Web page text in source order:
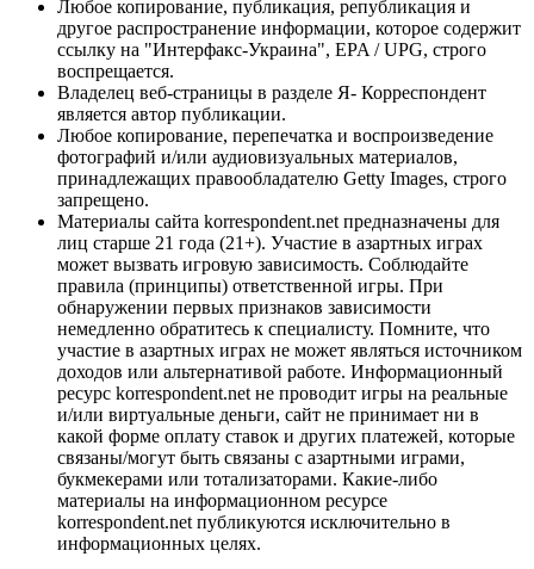
Любое копирование, публикация, републикация и
другое распространение информации, которое содержит
ссылку на "Интерфакс-Украина", EPA / UPG, строго
воспрещается.
Владелец веб-страницы в разделе Я- Корреспондент
является автор публикации.
Любое копирование, перепечатка и воспроизведение
фотографий и/или аудиовизуальных материалов,
принадлежащих правообладателю Getty Images, строго
запрещено.
Материалы сайта korrespondent.net предназначены для
лиц старше 21 года (21+). Участие в азартных играх
может вызвать игровую зависимость. Соблюдайте
правила (принципы) ответственной игры. При
обнаружении первых признаков зависимости
немедленно обратитесь к специалисту. Помните, что
участие в азартных играх не может являться источником
доходов или альтернативой работе. Информационный
ресурс korrespondent.net не проводит игры на реальные
и/или виртуальные деньги, сайт не принимает ни в
какой форме оплату ставок и других платежей, которые
связаны/могут быть связаны с азартными играми,
букмекерами или тотализаторами. Какие-либо
материалы на информационном ресурсе
korrespondent.net публикуются исключительно в
информационных целях.